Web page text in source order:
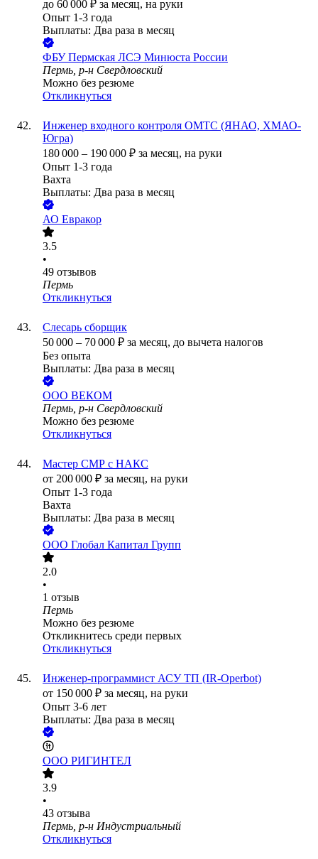
до 60 000 ₽ за месяц, на руки
Опыт 1-3 года
Выплаты: Два раза в месяц
ФБУ Пермская ЛСЭ Минюста России
Пермь, р-н Свердловский
Можно без резюме
Откликнуться
Инженер входного контроля ОМТС (ЯНАО, ХМАО-
Югра)
180 000 – 190 000 ₽ за месяц, на руки
Опыт 1-3 года
Вахта
Выплаты: Два раза в месяц
АО Евракор
3.5
•
49 отзывов
Пермь
Откликнуться
Слесарь сборщик
50 000 – 70 000 ₽ за месяц, до вычета налогов
Без опыта
Выплаты: Два раза в месяц
ООО ВЕКОМ
Пермь, р-н Свердловский
Можно без резюме
Откликнуться
Мастер СМР с НАКС
от 200 000 ₽ за месяц, на руки
Опыт 1-3 года
Вахта
Выплаты: Два раза в месяц
ООО Глобал Капитал Групп
2.0
•
1 отзыв
Пермь
Можно без резюме
Откликнитесь среди первых
Откликнуться
Инженер-программист АСУ ТП (IR-Operbot)
от 150 000 ₽ за месяц, на руки
Опыт 3-6 лет
Выплаты: Два раза в месяц
ООО РИГИНТЕЛ
3.9
•
43 отзыва
Пермь, р-н Индустриальный
Откликнуться